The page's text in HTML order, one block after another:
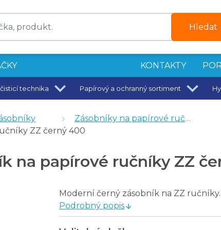
Hledat
KONTAKTY
technika Papírový a ochranný sortiment
bílý
700 ml
- bílý
Zásobníky na papírové ručníky
ZZ černý 400
na papírové ručníky ZZ
Moderní černý zásobník na ZZ
Podrobný popis